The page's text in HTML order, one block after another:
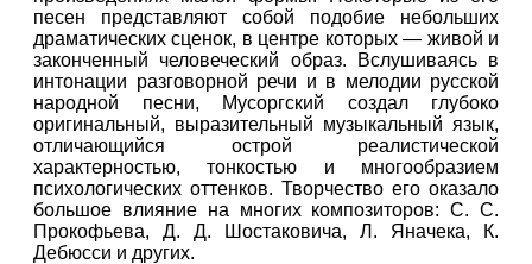
песен представляют собой подобие небольших
драматических сценок, в центре которых — живой и
законченный человеческий образ. Вслушиваясь в
интонации разговорной речи и в мелодии русской
народной песни, Мусоргский создал глубоко
оригинальный, выразительный музыкальный язык,
отличающийся острой реалистической
характерностью, тонкостью и многообразием
психологических оттенков. Творчество его оказало
большое влияние на многих композиторов: С. С.
Прокофьева, Д. Д. Шостаковича, Л. Яначека, К.
Дебюсси и других.